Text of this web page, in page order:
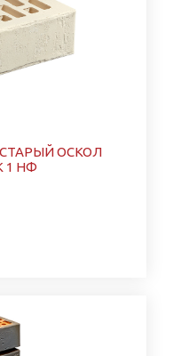
СТАРЫЙ ОСКОЛ
1 НФ